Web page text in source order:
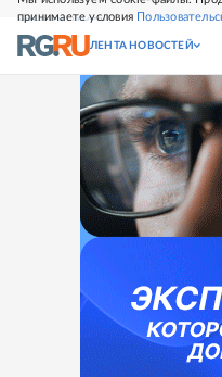
принимаете условия
СВЕЖИЙ НОМЕР
ЛЕНТА НОВОСТЕЙ